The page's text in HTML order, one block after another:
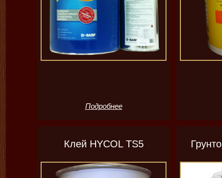
Подробнее
Клей HYCOL TS5